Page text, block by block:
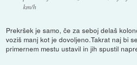
km/h
Prekršek je samo, če za seboj delaš
voziš manj kot je dovoljeno.Takrat naj bi
primernem mestu ustavil in jih spustil